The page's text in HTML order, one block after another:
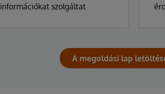
információkat szolgáltat
A megoldási lap